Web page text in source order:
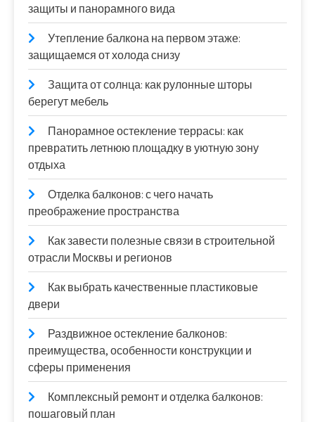
защиты и панорамного вида
Утепление балкона на первом этаже:
защищаемся от холода снизу
Защита от солнца: как рулонные шторы
берегут мебель
Панорамное остекление террасы: как
превратить летнюю площадку в уютную зону
отдыха
Отделка балконов: с чего начать
преображение пространства
Как завести полезные связи в строительной
отрасли Москвы и регионов
Как выбрать качественные пластиковые
двери
Раздвижное остекление балконов:
преимущества, особенности конструкции и
сферы применения
Комплексный ремонт и отделка балконов:
пошаговый план